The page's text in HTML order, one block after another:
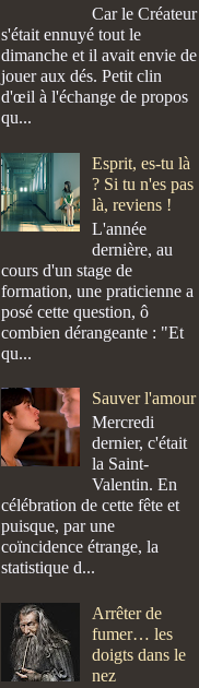
Car le Créateur
s'était ennuyé tout le
dimanche et il avait envie de
jouer aux dés. Petit clin
d'œil à l'échange de propos
qu...
Esprit, es-tu là
? Si tu n'es pas
là, reviens !
L'année
dernière, au
cours d'un stage de
formation, une praticienne a
posé cette question, ô
combien dérangeante : "Et
qu...
Sauver l'amour
Mercredi
dernier, c'était
la Saint-
Valentin. En
célébration de cette fête et
puisque, par une
coïncidence étrange, la
statistique d...
Arrêter de
fumer… les
doigts dans le
nez